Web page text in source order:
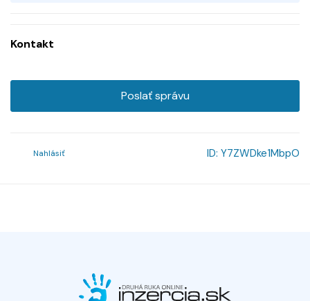
Kontakt
Poslať správu
Nahlásiť ID: Y7ZWDke1MbpO